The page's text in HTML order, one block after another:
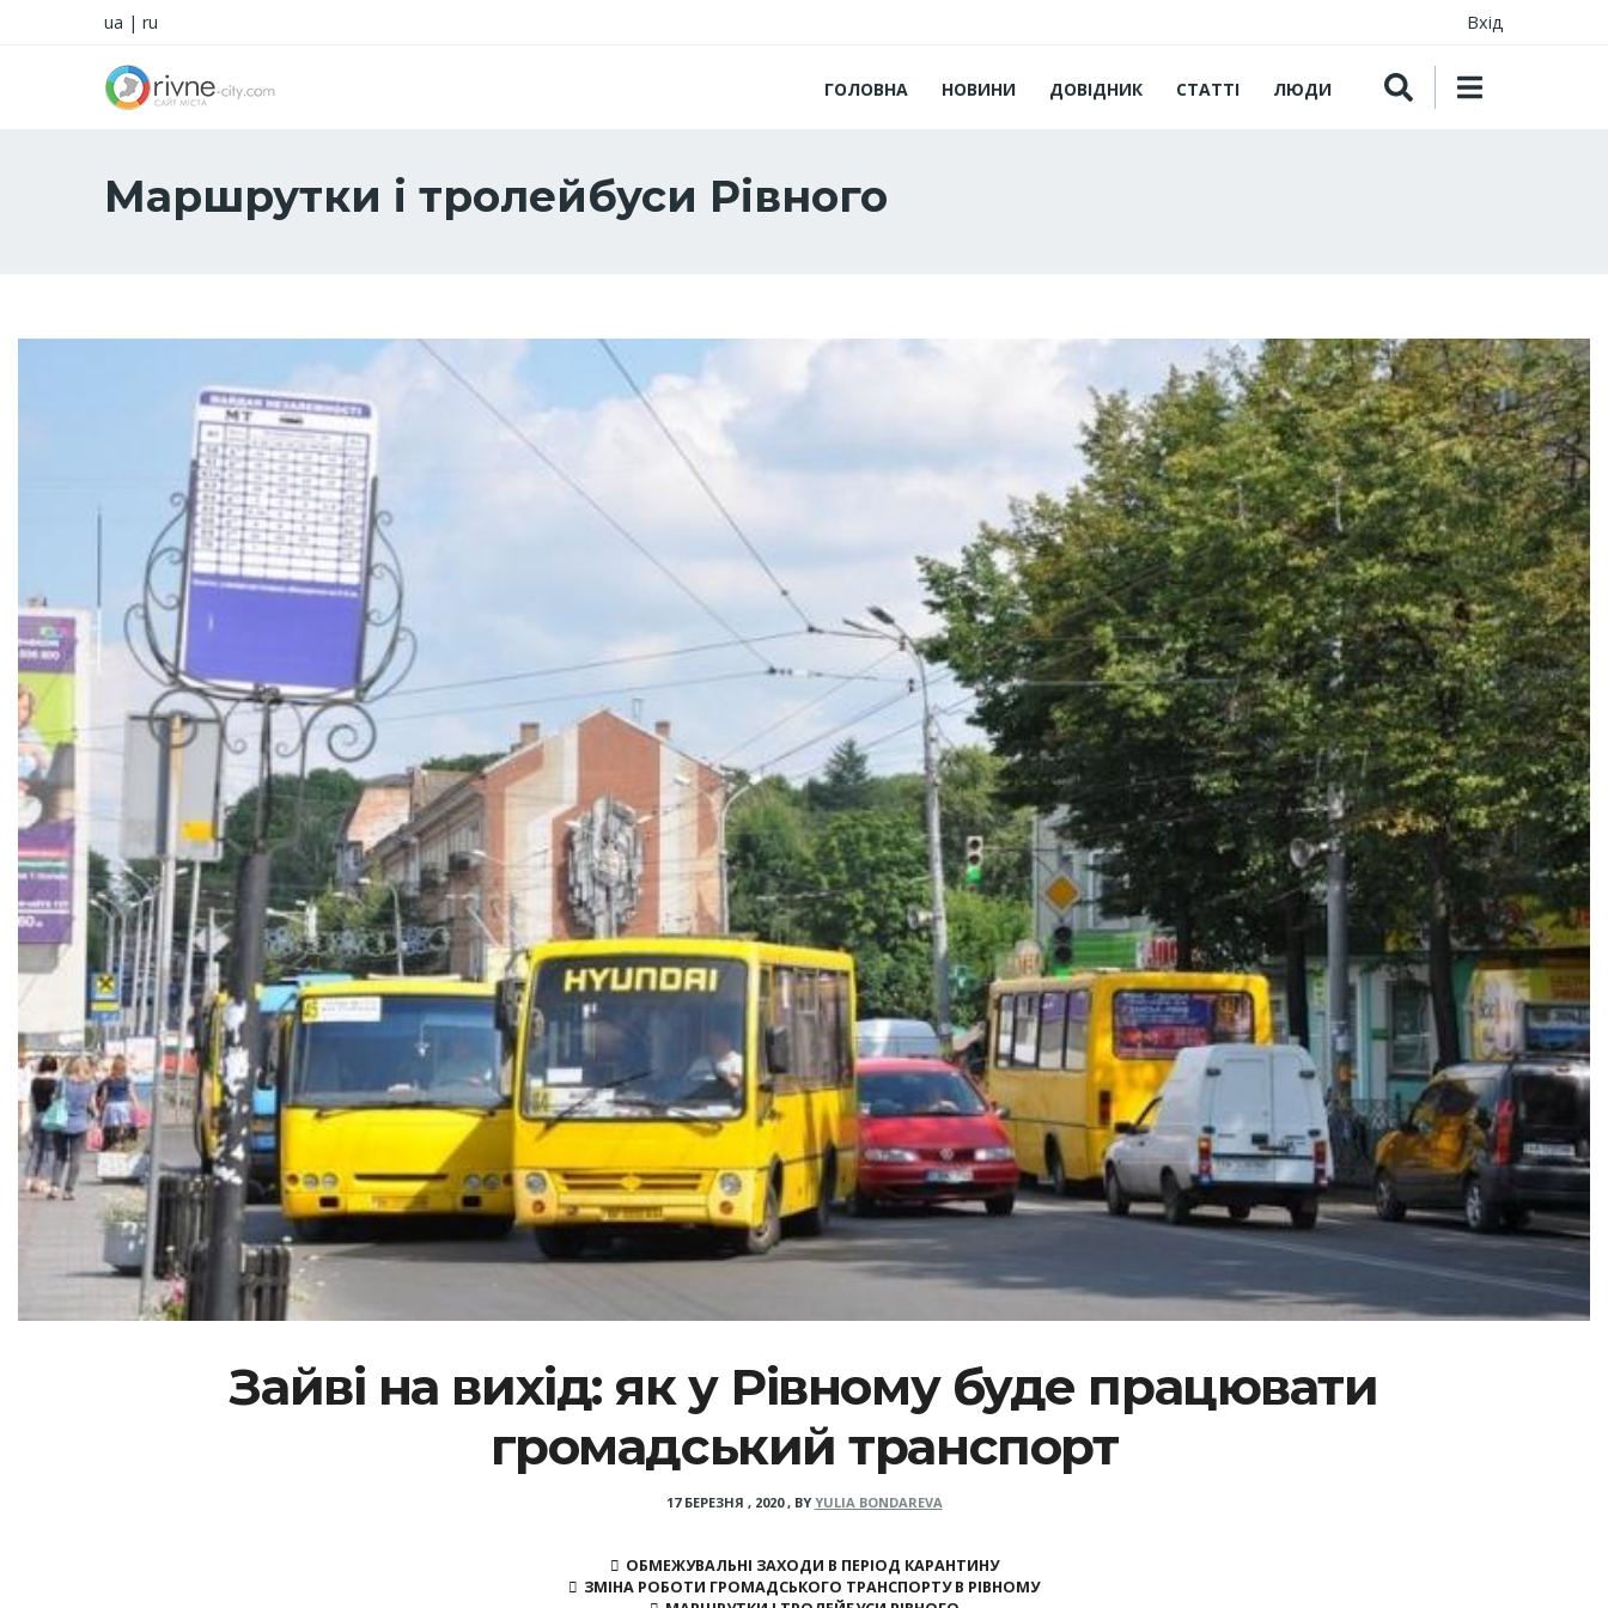
ua | ru Вхід
ГОЛОВНА НОВИНИ ДОВІДНИК СТАТТІ ЛЮДИ
Маршрутки і тролейбуси Рівного
Зайві на вихід: як у Рівному буде працювати
громадський транспорт
17 БЕРЕЗНЯ , 2020, BY YULIA BONDAREVA
ОБМЕЖУВАЛЬНІ ЗАХОДИ В ПЕРІОД КАРАНТИНУ
ЗМІНА РОБОТИ ГРОМАДСЬКОГО ТРАНСПОРТУ В РІВНОМУ